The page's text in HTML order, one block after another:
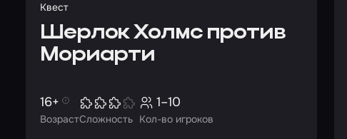
Квест
Шерлок Холмс против
Мориарти
Возраст
16+
Сложность Кол-во игроков
1–10